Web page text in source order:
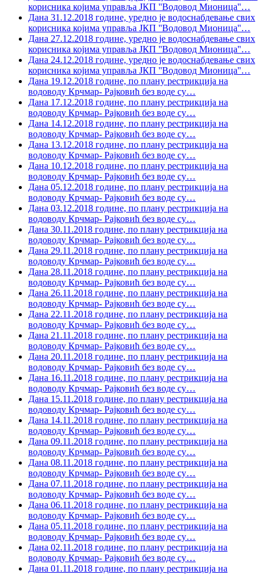
корисника којима управља ЈКП ''Водовод Мионица''…
Дана 31.12.2018 године, уредно је водоснабдевање свих
корисника којима управља ЈКП ''Водовод Мионица''…
Дана 27.12.2018 године, уредно је водоснабдевање свих
корисника којима управља ЈКП ''Водовод Мионица''…
Дана 24.12.2018 године, уредно је водоснабдевање свих
корисника којима управља ЈКП ''Водовод Мионица''…
Дана 19.12.2018 године, по плану рестрикција на
водоводу Крчмар- Рајковић без воде су…
Дана 17.12.2018 године, по плану рестрикција на
водоводу Крчмар- Рајковић без воде су…
Дана 14.12.2018 године, по плану рестрикција на
водоводу Крчмар- Рајковић без воде су…
Дана 13.12.2018 године, по плану рестрикција на
водоводу Крчмар- Рајковић без воде су…
Дана 10.12.2018 године, по плану рестрикција на
водоводу Крчмар- Рајковић без воде су…
Дана 05.12.2018 године, по плану рестрикција на
водоводу Крчмар- Рајковић без воде су…
Дана 03.12.2018 године, по плану рестрикција на
водоводу Крчмар- Рајковић без воде су…
Дана 30.11.2018 године, по плану рестрикција на
водоводу Крчмар- Рајковић без воде су…
Дана 29.11.2018 године, по плану рестрикција на
водоводу Крчмар- Рајковић без воде су…
Дана 28.11.2018 године, по плану рестрикција на
водоводу Крчмар- Рајковић без воде су…
Дана 26.11.2018 године, по плану рестрикција на
водоводу Крчмар- Рајковић без воде су…
Дана 22.11.2018 године, по плану рестрикција на
водоводу Крчмар- Рајковић без воде су…
Дана 21.11.2018 године, по плану рестрикција на
водоводу Крчмар- Рајковић без воде су…
Дана 20.11.2018 године, по плану рестрикција на
водоводу Крчмар- Рајковић без воде су…
Дана 16.11.2018 године, по плану рестрикција на
водоводу Крчмар- Рајковић без воде су…
Дана 15.11.2018 године, по плану рестрикција на
водоводу Крчмар- Рајковић без воде су…
Дана 14.11.2018 године, по плану рестрикција на
водоводу Крчмар- Рајковић без воде су…
Дана 09.11.2018 године, по плану рестрикција на
водоводу Крчмар- Рајковић без воде су…
Дана 08.11.2018 године, по плану рестрикција на
водоводу Крчмар- Рајковић без воде су…
Дана 07.11.2018 године, по плану рестрикција на
водоводу Крчмар- Рајковић без воде су…
Дана 06.11.2018 године, по плану рестрикција на
водоводу Крчмар- Рајковић без воде су…
Дана 05.11.2018 године, по плану рестрикција на
водоводу Крчмар- Рајковић без воде су…
Дана 02.11.2018 године, по плану рестрикција на
водоводу Крчмар- Рајковић без воде су…
Дана 01.11.2018 године, по плану рестрикција на